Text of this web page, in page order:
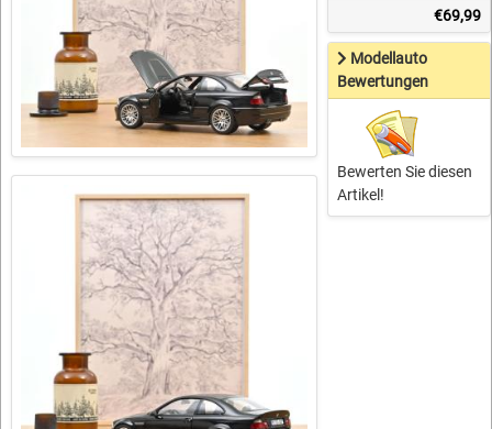
€69,99
Modellauto
Bewertungen
Bewerten Sie diesen
Artikel!